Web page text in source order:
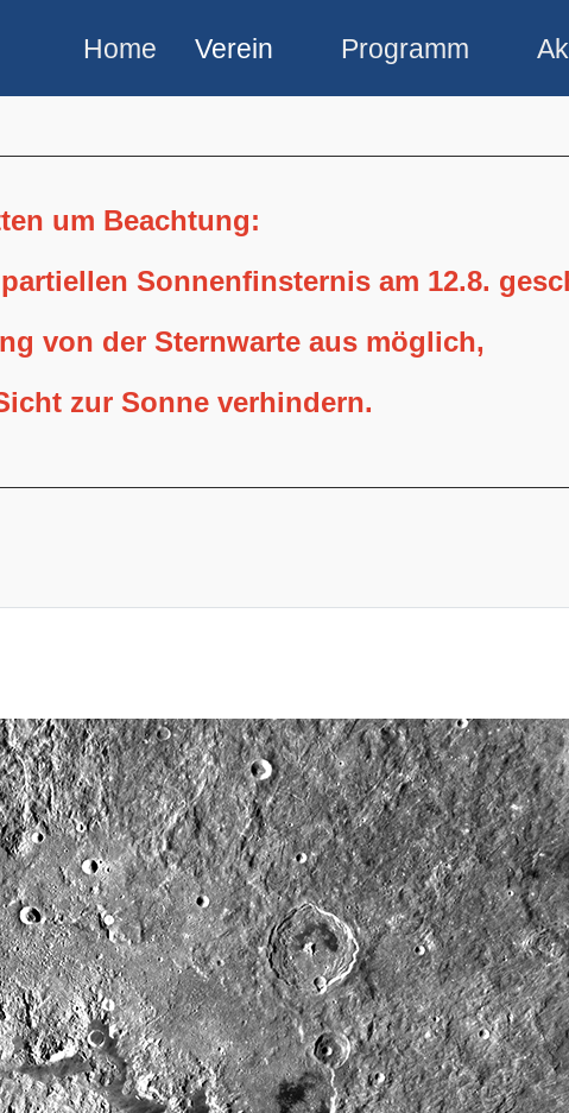
Home Verein Programm
um Beachtung:
Sonnenfinsternis am 12.8.
von der Sternwarte aus möglich,
zur Sonne verhindern.